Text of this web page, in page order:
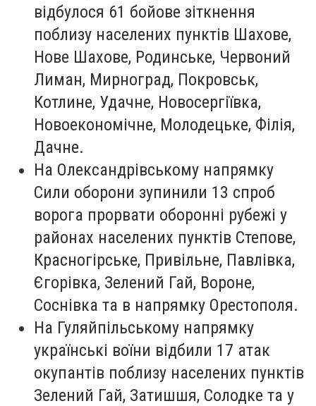
відбулося 61 бойове зіткнення
поблизу населених пунктів Шахове,
Нове Шахове, Родинське, Червоний
Лиман, Мирноград, Покровськ,
Котлине, Удачне, Новосергіївка,
Новоекономічне, Молодецьке, Філія,
Дачне.
На Олександрівському напрямку
Сили оборони зупинили 13 спроб
ворога прорвати оборонні рубежі у
районах населених пунктів Степове,
Красногірське, Привільне, Павлівка,
Єгорівка, Зелений Гай, Вороне,
Соснівка та в напрямку Орестополя.
На Гуляйпільському напрямку
українські воїни відбили 17 атак
окупантів поблизу населених пунктів
Зелений Гай, Затишшя, Солодке та у